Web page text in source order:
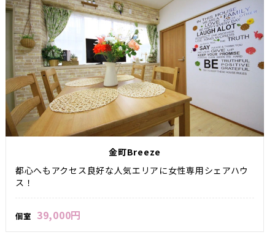
金町Breeze
都心へもアクセス良好な人気エリアに女性専用シェアハウ
ス！
個室 39,000円